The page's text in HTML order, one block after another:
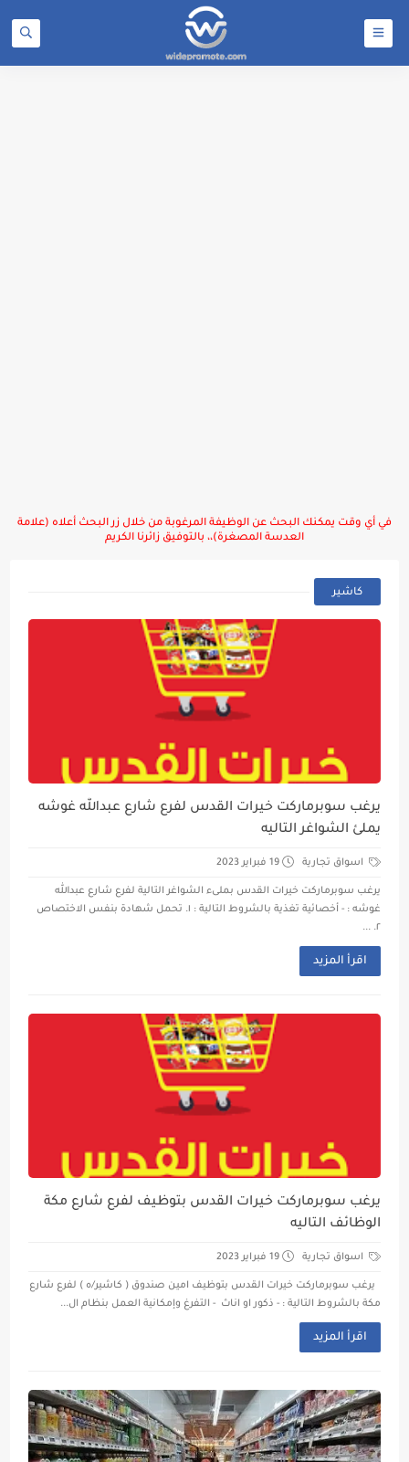
في أي وقت يمكنك البحث عن الوظيفة المرغوبة من خلال زر البحث أعلاه (علامة
العدسة المصغرة)،، بالتوفيق زائرنا الكريم
كاشير
يرغب سوبرماركت خيرات القدس لفرع شارع عبدالله غوشه
يملئ الشواغر التاليه
اسواق تجارية 19 فبراير 2023
يرغب سوبرماركت خيرات القدس بملىء الشواغر التالية لفرع شارع عبدالله
غوشه : - أخصائية تغذية بالشروط التالية : ١. تحمل شهادة بنفس الاختصاص
٢. ...
اقرأ المزيد
يرغب سوبرماركت خيرات القدس بتوظيف لفرع شارع مكة
الوظائف التاليه
اسواق تجارية 19 فبراير 2023
يرغب سوبرماركت خيرات القدس بتوظيف امين صندوق ( كاشير/ه ) لفرع شارع
مكة بالشروط التالية : - ذكور او اناث - التفرغ وإمكانية العمل بنظام ال...
اقرأ المزيد